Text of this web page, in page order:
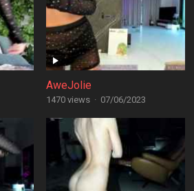
AweJolie
1470 views · 07/06/2023